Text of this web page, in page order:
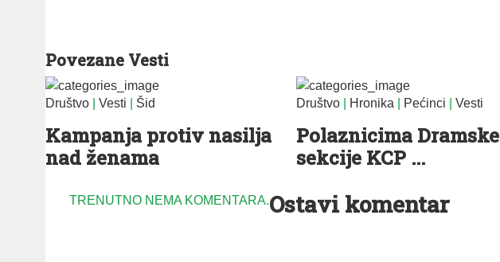
Povezane Vesti
Društvo Vesti Šid
Kampanja protiv nasilja
nad ženama
Društvo Hronika Pećinci Vesti
Polaznicima Dramske
sekcije KCP ...
TRENUTNO NEMA KOMENTARA.Ostavi komentar